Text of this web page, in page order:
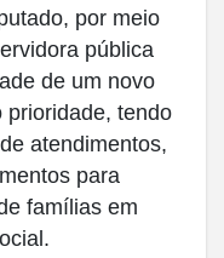
por meio
pública
de um novo
prioridade, tendo
atendimentos,
para
famílias em